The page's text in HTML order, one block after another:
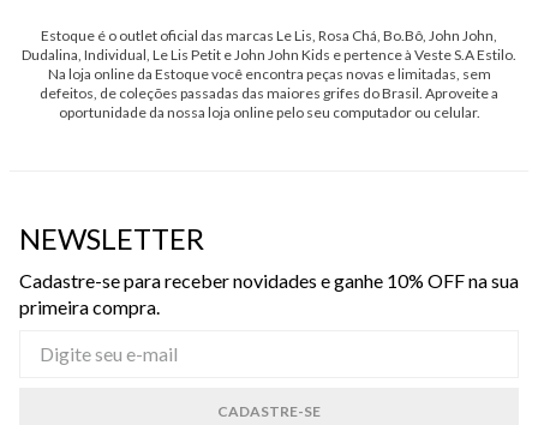
Estoque é o outlet oficial das marcas Le Lis, Rosa Chá, Bo.Bô, John John,
Dudalina, Individual, Le Lis Petit e John John Kids e pertence à Veste S.A Estilo.
Na loja online da Estoque você encontra peças novas e limitadas, sem
defeitos, de coleções passadas das maiores grifes do Brasil. Aproveite a
oportunidade da nossa loja online pelo seu computador ou celular.
NEWSLETTER
Cadastre-se para receber novidades e ganhe 10% OFF na sua
primeira compra.